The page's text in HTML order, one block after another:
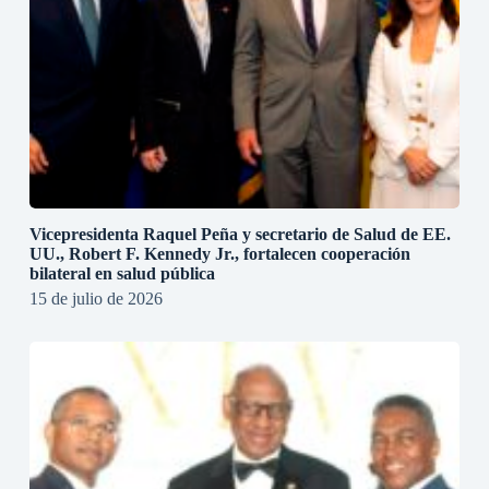
Vicepresidenta Raquel Peña y secretario de Salud de EE.
UU., Robert F. Kennedy Jr., fortalecen cooperación
bilateral en salud pública
15 de julio de 2026